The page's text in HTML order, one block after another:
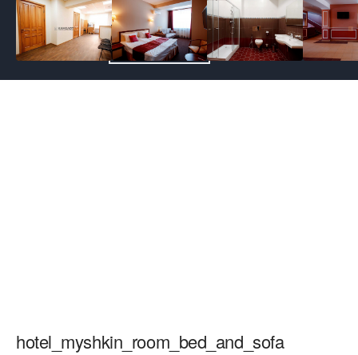
hotel_myshkin_room_bed_and_sofa